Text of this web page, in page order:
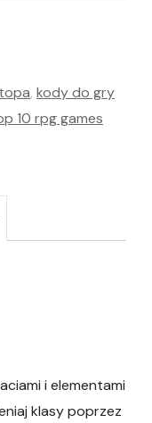
, kody do gry
10 rpg games
i elementami
klasy poprzez